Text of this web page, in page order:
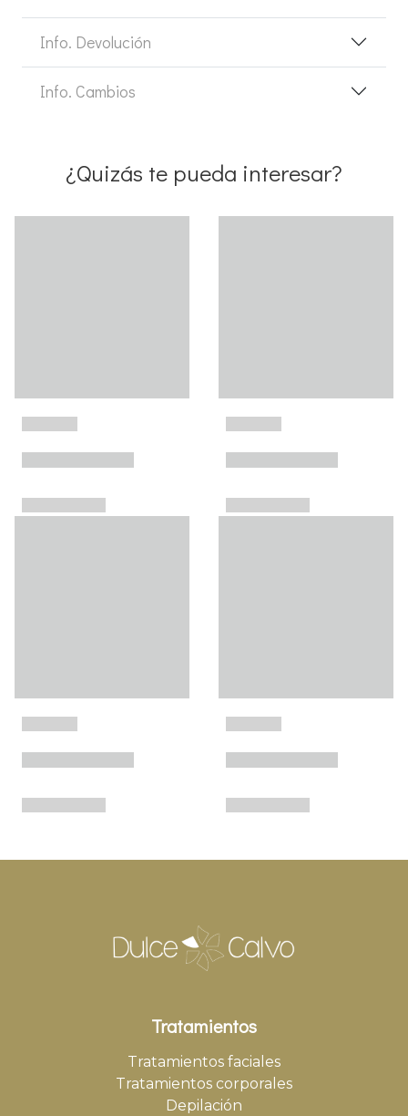
Info. Devolución
Info. Cambios
¿Quizás te pueda interesar?
Tratamientos
Tratamientos faciales
Tratamientos corporales
Depilación